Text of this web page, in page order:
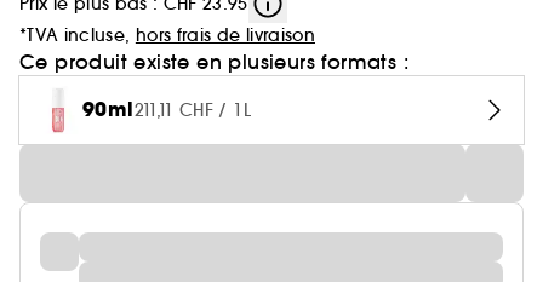
*TVA incluse, hors frais de livraison
Ce produit existe en plusieurs formats :
90ml211,11 CHF / 1L